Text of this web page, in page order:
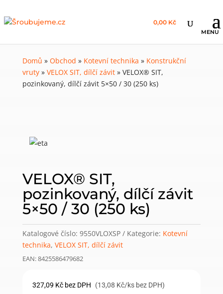
0,00 Kč
Domů » Obchod » Kotevní technika » Konstrukční
vruty» VELOX SIT, dílčí závit» VELOX® SIT,
pozinkovaný, dílčí závit 5×50 / 30 (250 ks)
VELOX® SIT,
pozinkovaný, dílčí závit
5×50 / 30 (250 ks)
Katalogové číslo: 9550VLOXSP Kategorie: Kotevní
technika, VELOX SIT, dílčí závit
EAN: 8425586479682
327,09 Kč bez DPH (13,08 Kč/ks bez DPH)